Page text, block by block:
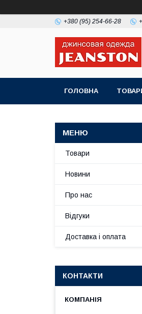
+380 (95) 254-66-28
ГОЛОВНА
Товари
Новини
Про нас
Відгуки
Доставка і оплата
КОНТАКТИ